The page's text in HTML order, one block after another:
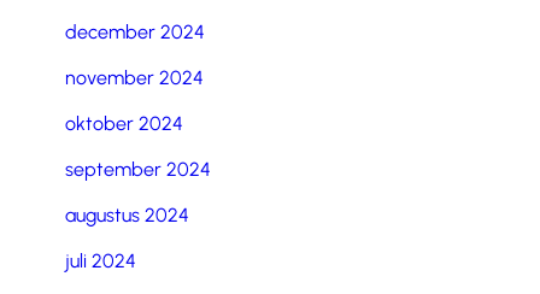
december 2024
november 2024
oktober 2024
september 2024
augustus 2024
juli 2024